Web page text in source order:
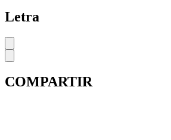
Letra
COMPARTIR